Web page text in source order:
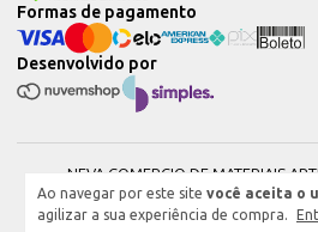
Ao navegar por este site você aceita o
agilizar a sua experiência de compra.
Desenvolvido por
Formas de pagamento
NEVA COMERCIO DE MATERIAIS
51604544000101 © 2026. Todos